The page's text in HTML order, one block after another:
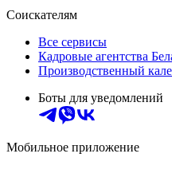
Соискателям
Все сервисы
Кадровые агентства
Производственный
Боты для уведомлений
Мобильное приложение